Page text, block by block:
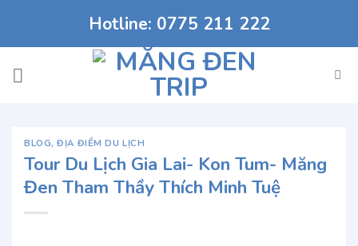
nội
dung
Hotline: 0775 211 222
BLOG,ĐỊA ĐIỂM DU LỊCH
Tour Du Lịch Gia Lai- Kon Tum- Măng
Đen Tham Thầy Thích Minh Tuệ